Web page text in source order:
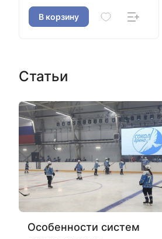
В корзину
Статьи
Особенности систем